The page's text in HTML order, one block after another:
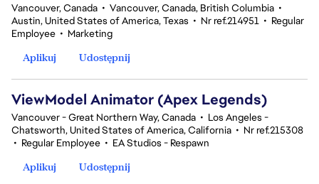
Vancouver, Canada • Vancouver, Canada, British Columbia •
Austin, United States of America, Texas • Nr ref.214951 • Regular
Employee • Marketing
Aplikuj
Udostępnij
ViewModel Animator (Apex Legends)
Vancouver - Great Northern Way, Canada • Los Angeles -
Chatsworth, United States of America, California • Nr ref.215308
• Regular Employee • EA Studios - Respawn
Aplikuj
Udostępnij